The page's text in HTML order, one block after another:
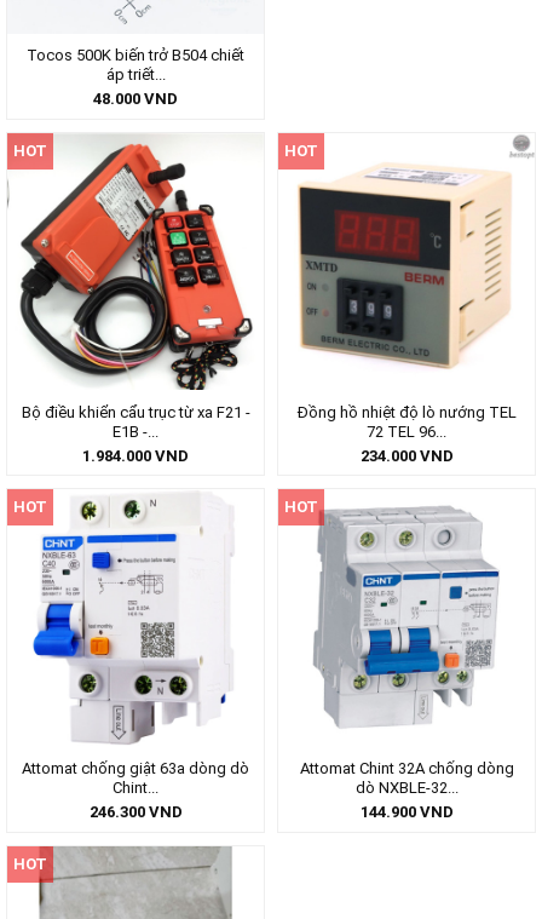
Tocos 500K biến trở B504 chiết
áp triết...
48.000 VND
HOT
Bộ điều khiển cẩu trục từ xa F21 -
E1B -...
1.984.000 VND
HOT
Đồng hồ nhiệt độ lò nướng TEL
72 TEL 96...
234.000 VND
HOT
Attomat chống giật 63a dòng dò
Chint...
246.300 VND
HOT
Attomat Chint 32A chống dòng
dò NXBLE-32...
144.900 VND
HOT